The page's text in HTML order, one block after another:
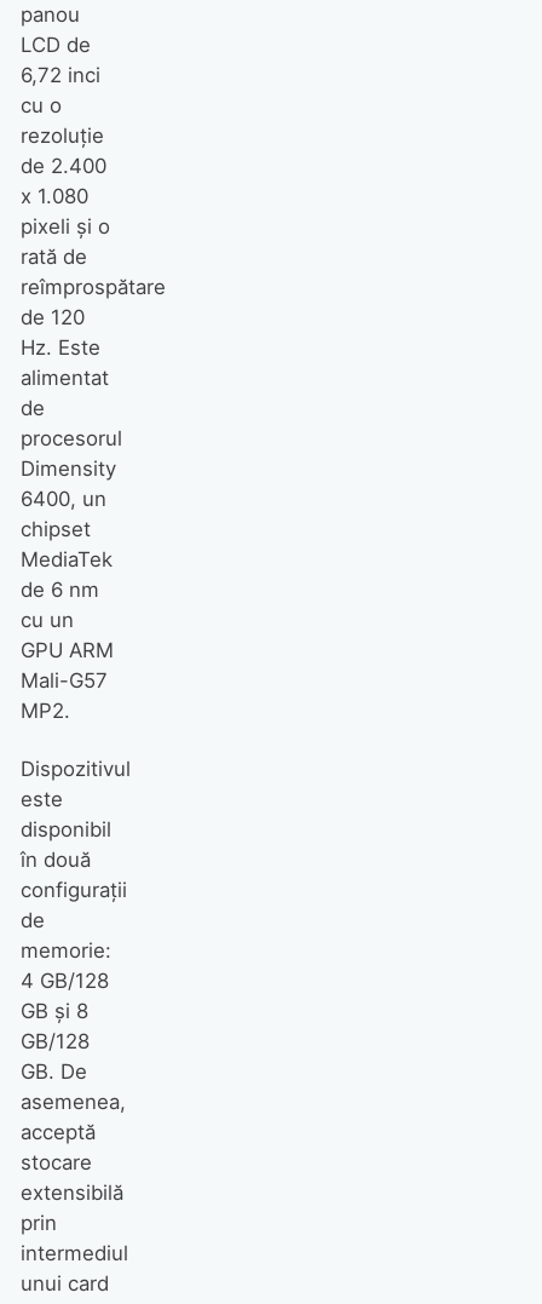
panou
LCD de
6,72 inci
cu o
rezoluție
de 2.400
x 1.080
pixeli și o
rată de
reîmprospătare
de 120
Hz. Este
alimentat
de
procesorul
Dimensity
6400, un
chipset
MediaTek
de 6 nm
cu un
GPU ARM
Mali-G57
MP2.
Dispozitivul
este
disponibil
în două
configurații
de
memorie:
4 GB/128
GB și 8
GB/128
GB. De
asemenea,
acceptă
stocare
extensibilă
prin
intermediul
unui card